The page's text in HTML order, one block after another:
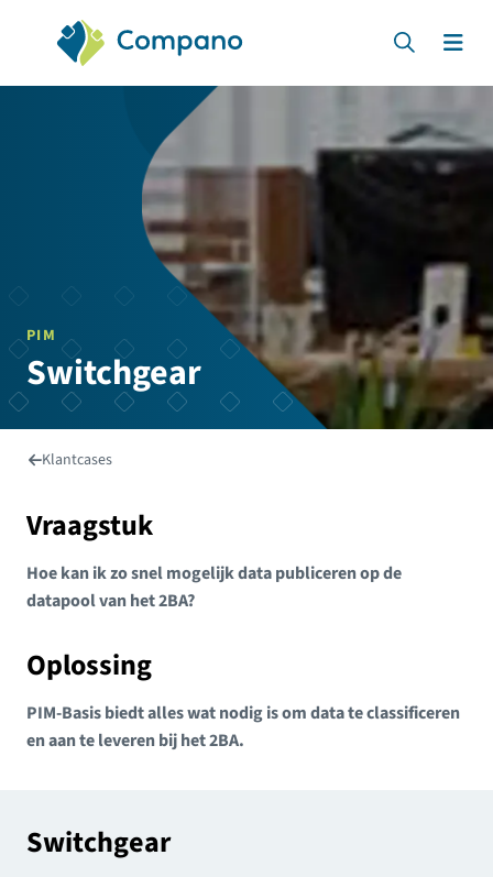
Compano Software
ZoekenMenu
PIM
Switchgear
Klantcases
Vraagstuk
Hoe kan ik zo snel mogelijk data publiceren op de
datapool van het 2BA?
Oplossing
PIM-Basis biedt alles wat nodig is om data te classificeren
en aan te leveren bij het 2BA.
Switchgear